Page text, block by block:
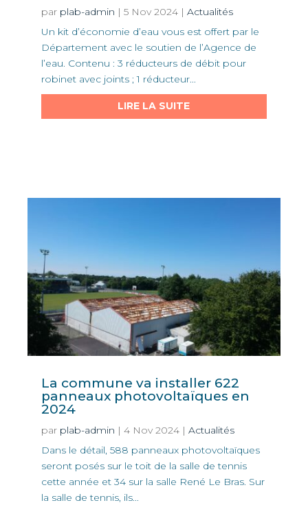
par plab-admin | 5 Nov 2024| Actualités
Un kit d’économie d’eau vous est offert par le
Département avec le soutien de l’Agence de
l’eau. Contenu : 3 réducteurs de débit pour
robinet avec joints ; 1 réducteur...
LIRE LA SUITE
La commune va installer 622
panneaux photovoltaïques en
2024
par plab-admin | 4 Nov 2024| Actualités
Dans le détail, 588 panneaux photovoltaïques
seront posés sur le toit de la salle de tennis
cette année et 34 sur la salle René Le Bras. Sur
la salle de tennis, ils...